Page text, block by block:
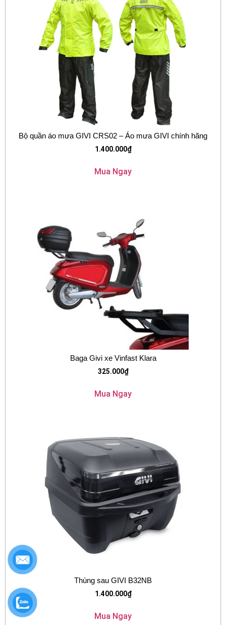
Bộ quần áo mưa GIVI CRS02 – Áo mưa GIVI chính hãng
1.400.000₫
Mua Ngay
Baga Givi xe Vinfast Klara
325.000₫
Mua Ngay
Thùng sau GIVI B32NB
1.400.000₫
Mua Ngay